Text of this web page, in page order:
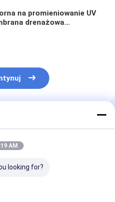
na promieniowanie UV
drenażowa
AM
looking for?